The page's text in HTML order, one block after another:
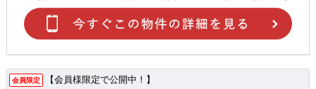
会員限定 【会員様限定で公開中！】